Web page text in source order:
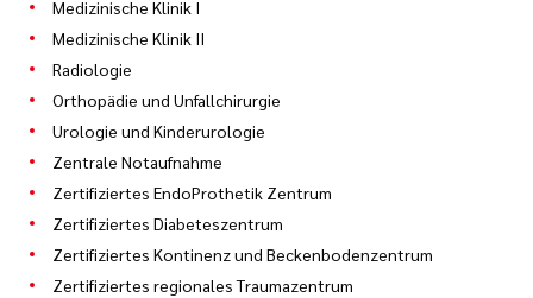
Medizinische Klinik I
Medizinische Klinik II
Radiologie
Orthopädie und Unfallchirurgie
Urologie und Kinderurologie
Zentrale Notaufnahme
Zertifiziertes EndoProthetik Zentrum
Zertifiziertes Diabeteszentrum
Zertifiziertes Kontinenz und Beckenbodenzentrum
Zertifiziertes regionales Traumazentrum